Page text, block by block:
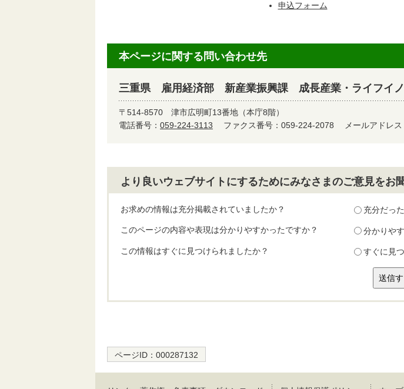
申込フォーム
本ページに関する問い合わせ先
三重県 雇用経済部 新産業振興課 成長産業・ライフイノ
〒514-8570 津市広明町13番地（本庁8階）
電話番号： 059-224-3113 ファクス番号：059-224-2078 メールアドレス
より良いウェブサイトにするためにみなさまのご意見をお
お求めの情報は充分掲載されていましたか？ 充分だった
このページの内容や表現は分かりやすかったですか？ 分かりや
この情報はすぐに見つけられましたか？ すぐに見
ページID： 000287132